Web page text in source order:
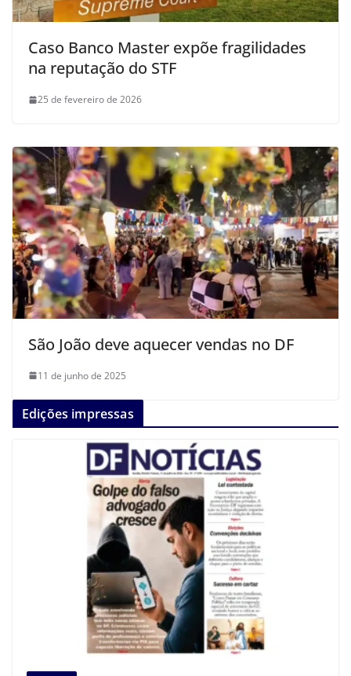
Caso Banco Master expõe fragilidades
na reputação do STF
25 de fevereiro de 2026
São João deve aquecer vendas no DF
11 de junho de 2025
Edições impressas